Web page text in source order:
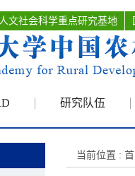
文社会科学重点研究基地
研究队伍
当前位置 :